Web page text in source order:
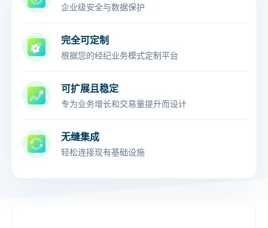
企业级安全与数据保护
完全可定制
根据您的经纪业务模式定制平台
可扩展且稳定
专为业务增长和交易量提升而设计
无缝集成
轻松连接现有基础设施